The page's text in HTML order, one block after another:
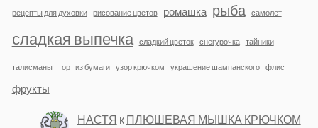
рецепты для духовки рисование цветов ромашка рыба самолет
сладкая выпечка сладкий цветок снегурочка тайники
талисманы торт из бумаги узор крючком украшение шампанского флис
фрукты
НАСТЯ к ПЛЮШЕВАЯ МЫШКА КРЮЧКОМ